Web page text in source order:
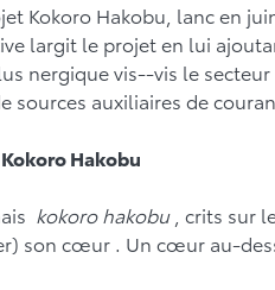
Kokoro Hakobu, lanc en
largit le projet en lui
nergique vis--vis le
sources auxiliaires de
Hakobu
kokoro hakobu , crits sur
son cœur . Un cœur au-